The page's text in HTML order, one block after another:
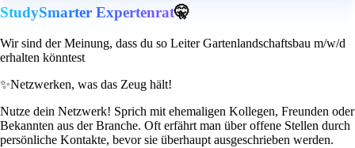
StudySmarter Expertenrat🤫
Wir sind der Meinung, dass du so Leiter Gartenlandschaftsbau m/w/d
erhalten könntest
✨Netzwerken, was das Zeug hält!
Nutze dein Netzwerk! Sprich mit ehemaligen Kollegen, Freunden oder
Bekannten aus der Branche. Oft erfährt man über offene Stellen durch
persönliche Kontakte, bevor sie überhaupt ausgeschrieben werden.